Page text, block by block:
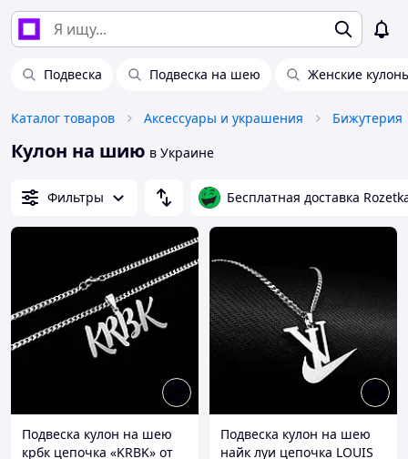
Подвеска Подвеска на шею Женские
Каталог товаров Аксессуары и украшения Бижутерия
Кулон на шию в Украине
Фильтры Бесплатная доставка
Подвеска кулон на шею
крбк цепочка «KRBK» от
Подвеска кулон на шею
найк луи цепочка LOUIS